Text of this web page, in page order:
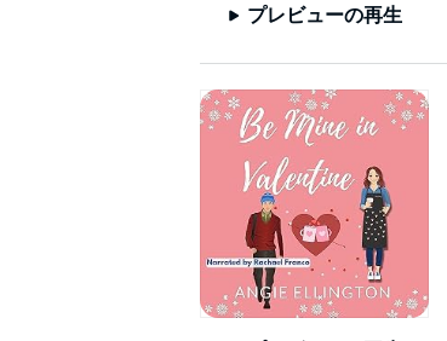
プレビューの再生